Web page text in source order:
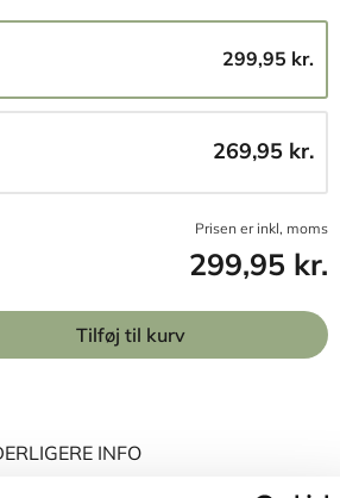
299,95 kr.
269,95 kr.
Prisen er inkl, moms
299,95 kr.
Tilføj til kurv
INFO